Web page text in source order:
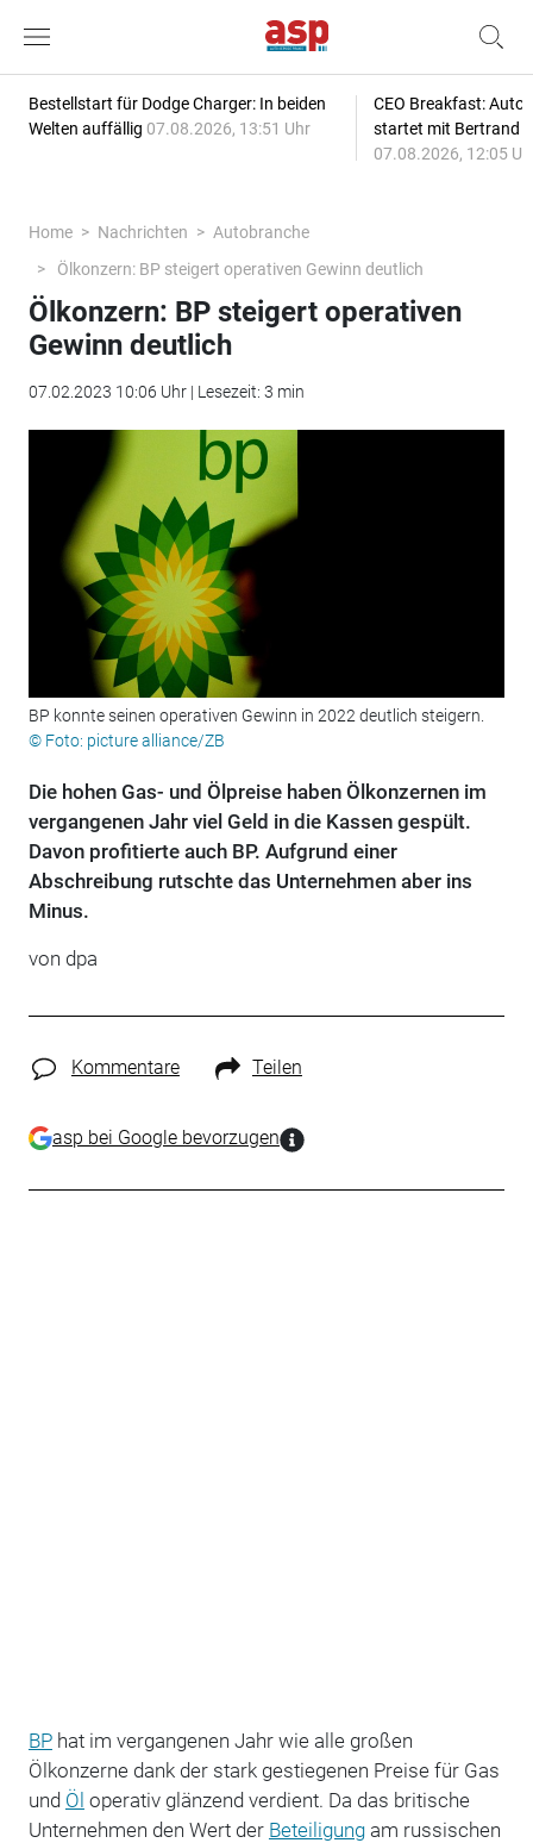
Bestellstart für Dodge Charger: In beiden
Welten auffällig 07.08.2026, 13:51 Uhr
CEO Breakfast:
startet mit Bertrand
07.08.2026, 12:05
Home Nachrichten
Autobranche
Ölkonzern: BP steigert operativen Gewinn deutlich
Ölkonzern: BP steigert operativen
Gewinn deutlich
07.02.2023 10:06 Uhr | Lesezeit: 3 min
BP konnte seinen operativen Gewinn in 2022 deutlich steigern.
© Foto: picture alliance/ZB
Die hohen Gas- und Ölpreise haben Ölkonzernen im
vergangenen Jahr viel Geld in die Kassen gespült.
Davon profitierte auch BP. Aufgrund einer
Abschreibung rutschte das Unternehmen aber ins
Minus.
von dpa
Kommentare Teilen
asp bei Google bevorzugen
BPhat im vergangenen Jahr wie alle großen
Ölkonzerne dank der stark gestiegenen Preise für Gas
und Öl operativ glänzend verdient. Da das britische
Unternehmen den Wert der Beteiligungam russischen